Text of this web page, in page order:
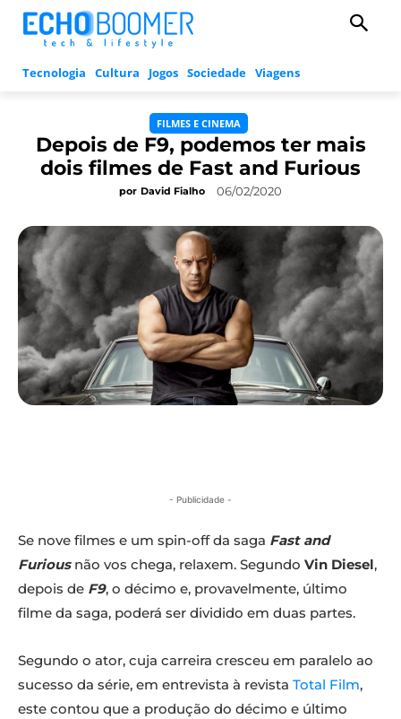
Tecnologia Cultura Jogos Sociedade Viagens
FILMES E CINEMA
Depois de F9, podemos ter mais
dois filmes de Fast and Furious
por David Fialho 06/02/2020
- Publicidade -
Se nove filmes e um spin-off da saga Fast and
Furious não vos chega, relaxem. Segundo Vin Diesel,
depois de F9, o décimo e, provavelmente, último
filme da saga, poderá ser dividido em duas partes.
Segundo o ator, cuja carreira cresceu em paralelo ao
sucesso da série, em entrevista à revista Total Film,
este contou que a produção do décimo e último